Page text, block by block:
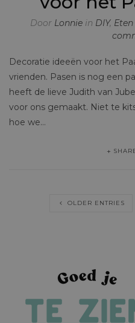
Door Lonniein DIY,
Decoratie ideeën voor het
vrienden. Pasen is nog een
heeft de lieve Judith van
voor ons gemaakt. Niet te
hoe we…
OLDER ENTRIES